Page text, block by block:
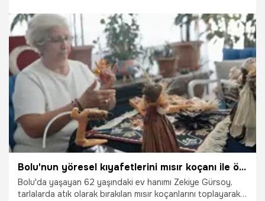
bu tarihi mahallede; çatısı çöken, duvarları yarılan ve
harabeye dönen tescilli konakların sayısı her geçen gün
saniyeler içinde artarken, bölgenin geleceğine dair
endişeler de sismik bir boyuta ulaştı.
15.07.2026 Adana
Bolu'nun yöresel kıyafetlerini mısır koçanı ile ördüğü bebeklerde yaşatıyor
Bolu'da yaşayan 62 yaşındaki ev hanımı Zekiye Gürsoy,
tarlalarda atık olarak bırakılan mısır koçanlarını toplayarak